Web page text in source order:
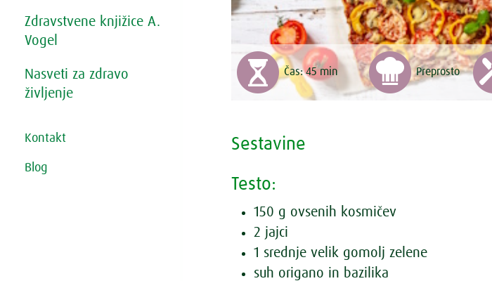
Zdravstvene knjižice A.
Vogel
Nasveti za zdravo
življenje
Kontakt
Blog
Čas:45 min Preprosto
Sestavine
Testo:
150 g ovsenih kosmičev
2 jajci
1 srednje velik gomolj zelene
suh origano in bazilika